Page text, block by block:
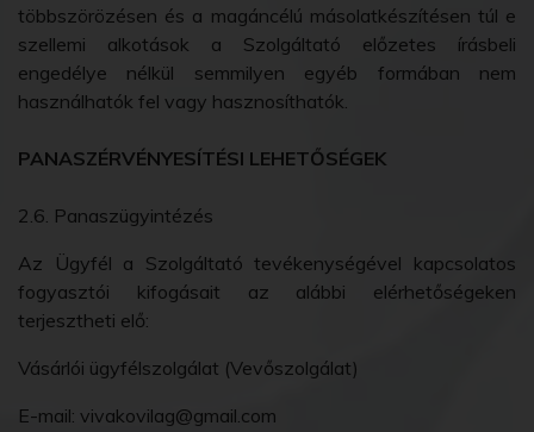
többszörözésen és a magáncélú másolatkészítésen túl e
szellemi alkotások a Szolgáltató előzetes írásbeli
engedélye nélkül semmilyen egyéb formában nem
használhatók fel vagy hasznosíthatók.
PANASZÉRVÉNYESÍTÉSI LEHETŐSÉGEK
2.6. Panaszügyintézés
Az Ügyfél a Szolgáltató tevékenységével kapcsolatos
fogyasztói kifogásait az alábbi elérhetőségeken
terjesztheti elő:
Vásárlói ügyfélszolgálat (Vevőszolgálat)
E-mail: vivakovilag@gmail.com